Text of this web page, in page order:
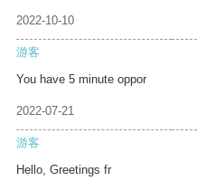
2022-10-10
游客
You have 5 minute oppor
2022-07-21
游客
Hello, Greetings fr